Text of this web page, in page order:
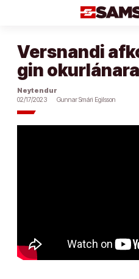
Versnandi
gin okurlánara
Neytendur
02/17/2023
Gunnar Smári Egilsson